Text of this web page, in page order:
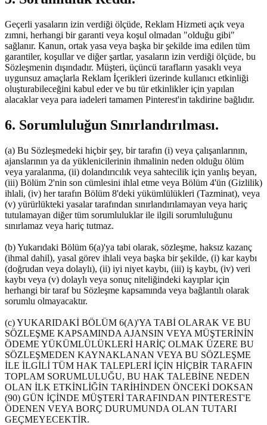
Geçerli yasaların izin verdiği ölçüde, Reklam Hizmeti açık veya
zımni, herhangi bir garanti veya koşul olmadan "olduğu gibi"
sağlanır. Kanun, ortak yasa veya başka bir şekilde ima edilen tüm
garantiler, koşullar ve diğer şartlar, yasaların izin verdiği ölçüde, bu
Sözleşmenin dışındadır. Müşteri, üçüncü tarafların yasaklı veya
uygunsuz amaçlarla Reklam İçerikleri üzerinde kullanıcı etkinliği
oluşturabileceğini kabul eder ve bu tür etkinlikler için yapılan
alacaklar veya para iadeleri tamamen Pinterest'in takdirine bağlıdır.
6. Sorumluluğun Sınırlandırılması.
(a) Bu Sözleşmedeki hiçbir şey, bir tarafın (i) veya çalışanlarının,
ajanslarının ya da yüklenicilerinin ihmalinin neden olduğu ölüm
veya yaralanma, (ii) dolandırıcılık veya sahtecilik için yanlış beyan,
(iii) Bölüm 2'nin son cümlesini ihlal etme veya Bölüm 4'ün (Gizlilik)
ihlali, (iv) her tarafın Bölüm 8'deki yükümlülükleri (Tazminat), veya
(v) yürürlükteki yasalar tarafından sınırlandırılamayan veya hariç
tutulamayan diğer tüm sorumluluklar ile ilgili sorumluluğunu
sınırlamaz veya hariç tutmaz.
(b) Yukarıdaki Bölüm 6(a)'ya tabi olarak, sözleşme, haksız kazanç
(ihmal dahil), yasal görev ihlali veya başka bir şekilde, (i) kar kaybı
(doğrudan veya dolaylı), (ii) iyi niyet kaybı, (iii) iş kaybı, (iv) veri
kaybı veya (v) dolaylı veya sonuç niteliğindeki kayıplar için
herhangi bir taraf bu Sözleşme kapsamında veya bağlantılı olarak
sorumlu olmayacaktır.
(c) YUKARIDAKİ BÖLÜM 6(A)'YA TABİ OLARAK VE BU
SÖZLEŞME KAPSAMINDA AJANSIN VEYA MÜŞTERİNİN
ÖDEME YÜKÜMLÜLÜKLERİ HARİÇ OLMAK ÜZERE BU
SÖZLEŞMEDEN KAYNAKLANAN VEYA BU SÖZLEŞME
İLE İLGİLİ TÜM HAK TALEPLERİ İÇİN HİÇBİR TARAFIN
TOPLAM SORUMLULUĞU, BU HAK TALEBİNE NEDEN
OLAN İLK ETKİNLİĞİN TARİHİNDEN ÖNCEKİ DOKSAN
(90) GÜN İÇİNDE MÜŞTERİ TARAFINDAN PINTEREST'E
ÖDENEN VEYA BORÇ DURUMUNDA OLAN TUTARI
GEÇMEYECEKTİR.